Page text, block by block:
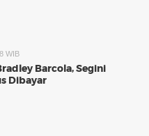
WIB
Barcola, Segini
Dibayar